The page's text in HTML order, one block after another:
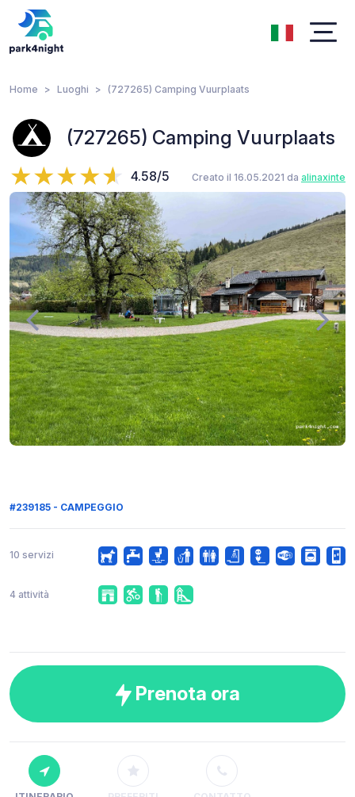
Home Luoghi (727265) Camping Vuurplaats
(727265) Camping Vuurplaats
4.58/5 Creato il 16.05.2021 da alinaxinte
#239185 - CAMPEGGIO
10 servizi
4 attività
Prenota ora